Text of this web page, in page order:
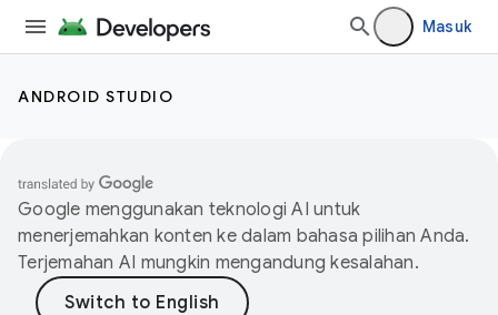
Masuk
ANDROID STUDIO
Google menggunakan teknologi AI untuk
menerjemahkan konten ke dalam bahasa pilihan Anda.
Terjemahan AI mungkin mengandung kesalahan.